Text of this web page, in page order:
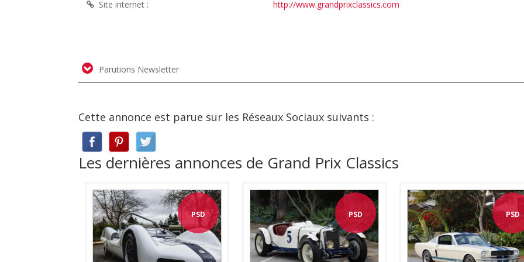
Site internet : http://www.grandprixclassics.com
Parutions Newsletter
Cette annonce est parue sur les Réseaux Sociaux suivants :
Les dernières annonces de Grand Prix Classics
PSD PSD PSD